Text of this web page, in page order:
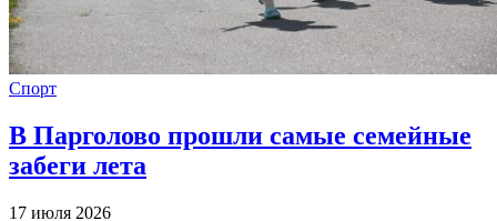
Спорт
В Парголово прошли самые семейные
забеги лета
17 июля 2026